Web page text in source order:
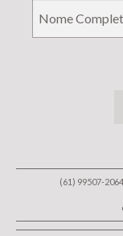
(61) 99507-